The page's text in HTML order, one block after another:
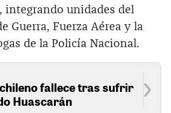
, integrando unidades del
Guerra, Fuerza Aérea y la
de la Policía Nacional.
fallece tras sufrir
Huascarán